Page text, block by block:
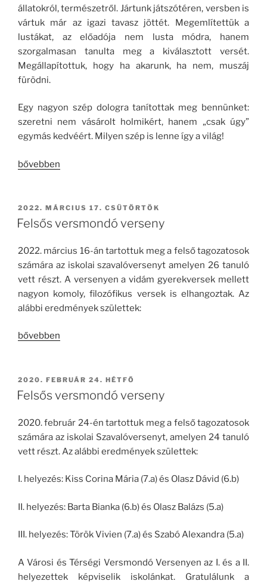
állatokról, természetről. Jártunk játszótéren, versben is
vártuk már az igazi tavasz jöttét. Megemlítettük a
lustákat, az előadója nem lusta módra, hanem
szorgalmasan tanulta meg a kiválasztott versét.
Megállapítottuk, hogy ha akarunk, ha nem, muszáj
fürödni.
Egy nagyon szép dologra tanítottak meg bennünket:
szeretni nem vásárolt holmikért, hanem „csak úgy”
egymás kedvéért. Milyen szép is lenne így a világ!
„Alsós
bővebben
BEKÜLDVE:
2022. MÁRCIUS 17. CSÜTÖRTÖK
Felsős versmondó verseny
2022. március 16-án tartottuk meg a felső tagozatosok
számára az iskolai szavalóversenyt amelyen 26 tanuló
vett részt. A versenyen a vidám gyerekversek mellett
nagyon komoly, filozófikus versek is elhangoztak. Az
alábbi eredmények születtek:
„Felsős
bővebben
BEKÜLDVE:
2020. FEBRUÁR 24. HÉTFŐ
Felsős versmondó verseny
2020. február 24-én tartottuk meg a felső tagozatosok
számára az iskolai Szavalóversenyt, amelyen 24 tanuló
vett részt. Az alábbi eredmények születtek:
I. helyezés: Kiss Corina Mária (7.a) és Olasz Dávid (6.b)
II. helyezés: Barta Bianka (6.b) és Olasz Balázs (5.a)
III. helyezés: Török Vivien (7.a) és Szabó Alexandra (5.a)
A Városi és Térségi Versmondó Versenyen az I. és a II.
helyezettek képviselik iskolánkat. Gratulálunk a